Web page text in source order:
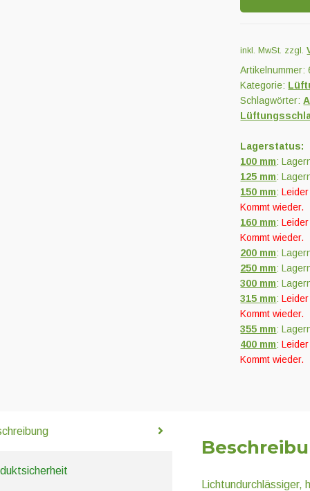
inkl. MwSt. zzgl.
Artikelnummer:
Kategorie:
Schlagwörter:
Lagerstatus:
100 mm:
125 mm:
150 mm:
Kommt wieder.
160 mm:
Kommt wieder.
200 mm:
250 mm:
300 mm:
315 mm:
Kommt wieder.
355 mm:
400 mm:
Kommt wieder.